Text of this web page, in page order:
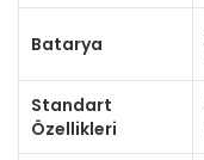
Batarya
Standart
Özellikleri